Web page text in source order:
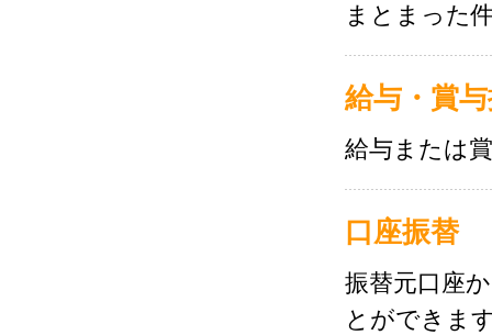
まとまった
給与・賞
給与または
口座振替
振替元口座
とができま